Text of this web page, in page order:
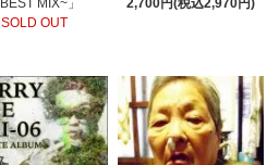
MIX~」
SOLD OUT
2,700円(税込2,970円)